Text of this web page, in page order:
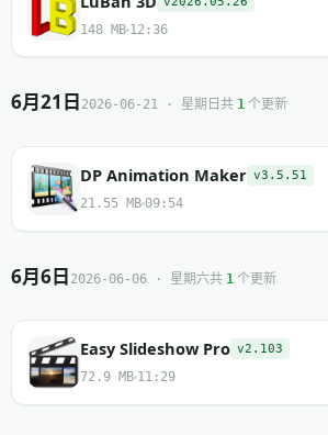
148 MB 12:36
6月21日 2026-06-21 · 星期日 共 1 个更新
DP Animation Maker v3.5.51
21.55 MB 09:54
6月6日 2026-06-06 · 星期六共 1 个更新
Easy Slideshow Pro v2.103
72.9 MB 11:29